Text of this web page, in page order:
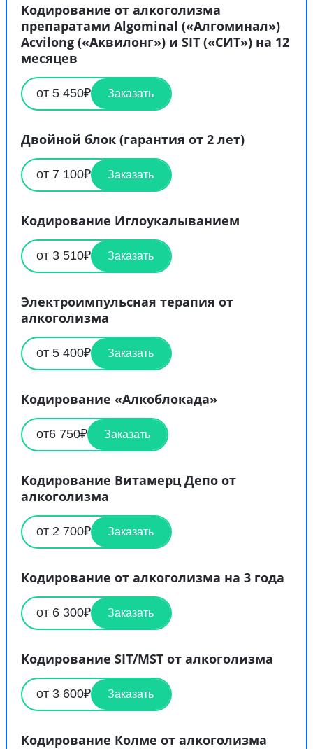
Кодирование от алкоголизма
препаратами Algominal («Алгоминал»)
Acvilong («Аквилонг») и SIT («СИТ») на 12
месяцев
от 5 450₽ Заказать
Двойной блок (гарантия от 2 лет)
от 7 100₽ Заказать
Кодирование Иглоукалыванием
от 3 510₽ Заказать
Электроимпульсная терапия от
алкоголизма
от 5 400₽ Заказать
Кодирование «Алкоблокада»
от6 750₽ Заказать
Кодирование Витамерц Депо от
алкоголизма
от 2 700₽ Заказать
Кодирование от алкоголизма на 3 года
от 6 300₽ Заказать
Кодирование SIT/MST от алкоголизма
от 3 600₽ Заказать
Кодирование Колме от алкоголизма